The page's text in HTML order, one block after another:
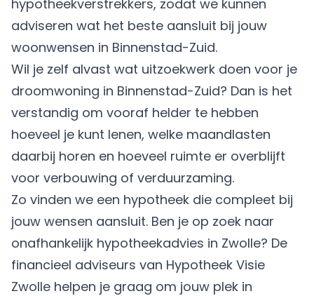
hypotheekverstrekkers, zodat we kunnen
adviseren wat het beste aansluit bij jouw
woonwensen in Binnenstad-Zuid.
Wil je zelf alvast wat uitzoekwerk doen voor je
droomwoning in Binnenstad-Zuid? Dan is het
verstandig om vooraf helder te hebben
hoeveel je kunt lenen, welke maandlasten
daarbij horen en hoeveel ruimte er overblijft
voor verbouwing of verduurzaming.
Zo vinden we een hypotheek die compleet bij
jouw wensen aansluit. Ben je op zoek naar
onafhankelijk hypotheekadvies in Zwolle? De
financieel adviseurs van Hypotheek Visie
Zwolle helpen je graag om jouw plek in